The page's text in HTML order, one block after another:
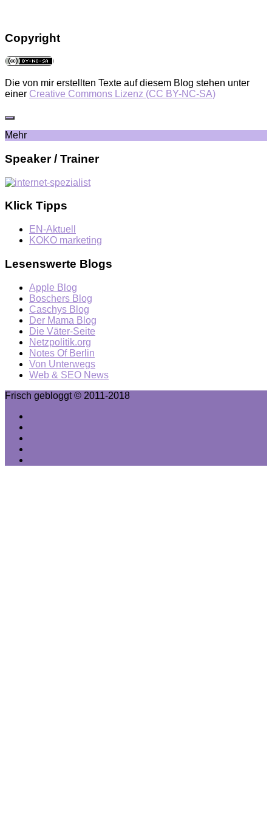
Copyright
Die von mir erstellten Texte auf diesem Blog stehen unter
einer Creative Commons Lizenz (CC BY-NC-SA)
Mehr
Speaker / Trainer
Klick Tipps
EN-Aktuell
KOKO marketing
Lesenswerte Blogs
Apple Blog
Boschers Blog
Caschys Blog
Der Mama Blog
Die Väter-Seite
Netzpolitik.org
Notes Of Berlin
Von Unterwegs
Web & SEO News
Frisch gebloggt © 2011-2018